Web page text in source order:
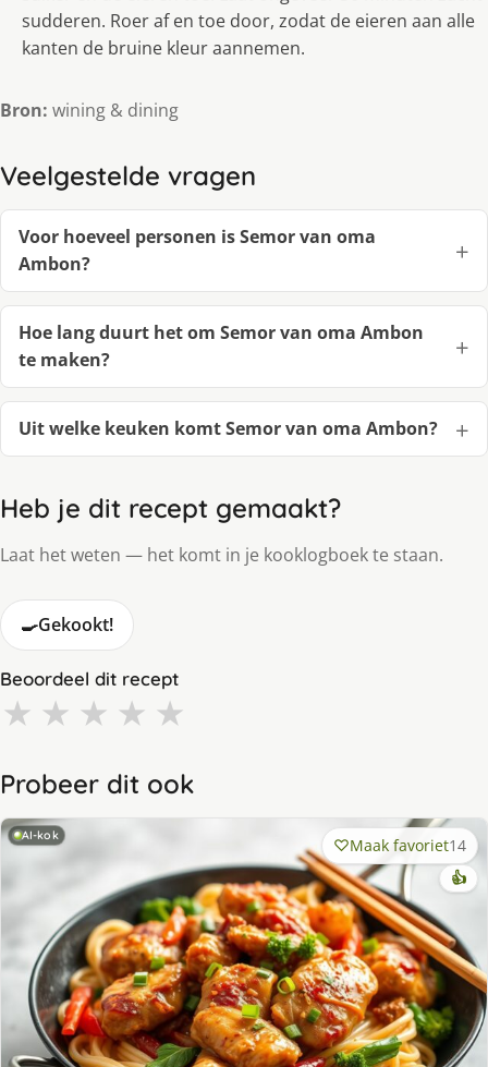
sudderen. Roer af en toe door, zodat de eieren aan alle
kanten de bruine kleur aannemen.
Bron: wining & dining
Veelgestelde vragen
Voor hoeveel personen is Semor van oma
Ambon?
Hoe lang duurt het om Semor van oma Ambon
te maken?
Uit welke keuken komt Semor van oma Ambon?
Heb je dit recept gemaakt?
Laat het weten — het komt in je kooklogboek te staan.
🍳Gekookt!
Beoordeel dit recept
★ ★ ★ ★ ★
Probeer dit ook
AI-kok Maak favoriet14
👍